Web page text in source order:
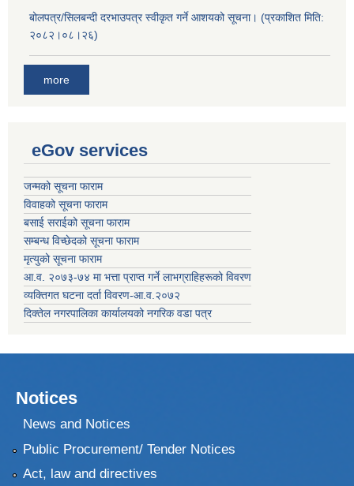
बोलपत्र/सिलबन्दी दरभाउपत्र स्वीकृत गर्ने आशयको सूचना। (प्रकाशित मिति:
२०८२।०८।२६)
more
eGov services
जन्मको सूचना फाराम
विवाहको सूचना फाराम
बसाई सराईको सूचना फाराम
सम्बन्ध विच्छेदको सूचना फाराम
मृत्युको सूचना फाराम
आ.व. २०७३-७४ मा भत्ता प्राप्त गर्ने लाभग्राहिहरूको विवरण
व्यक्तिगत घटना दर्ता विवरण-आ.व.२०७२
दिक्तेल नगरपालिका कार्यालयको नगरिक वडा पत्र
Notices
News and Notices
Public Procurement/ Tender Notices
Act, law and directives